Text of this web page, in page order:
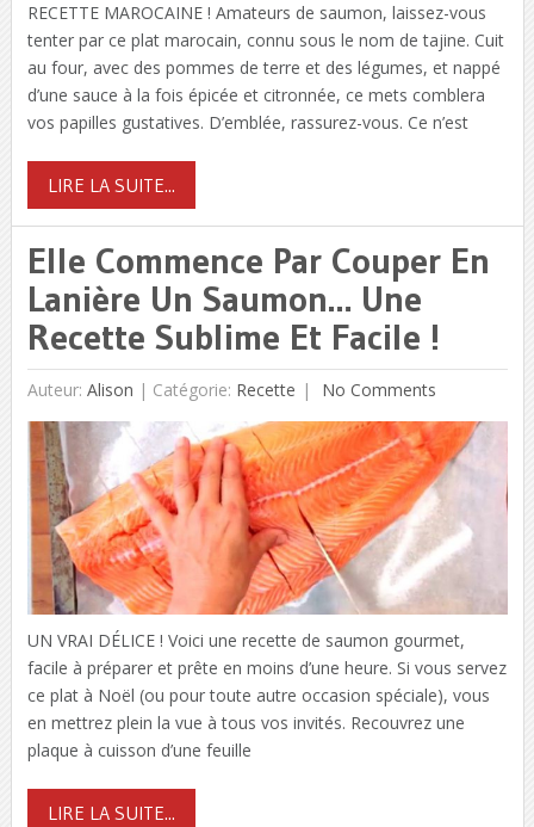
RECETTE MAROCAINE ! Amateurs de saumon, laissez-vous
tenter par ce plat marocain, connu sous le nom de tajine. Cuit
au four, avec des pommes de terre et des légumes, et nappé
d’une sauce à la fois épicée et citronnée, ce mets comblera
vos papilles gustatives. D’emblée, rassurez-vous. Ce n’est
LIRE LA SUITE...
Elle Commence Par Couper En
Lanière Un Saumon… Une
Recette Sublime Et Facile !
Auteur: Alison | Catégorie: Recette No Comments
UN VRAI DÉLICE ! Voici une recette de saumon gourmet,
facile à préparer et prête en moins d’une heure. Si vous servez
ce plat à Noël (ou pour toute autre occasion spéciale), vous
en mettrez plein la vue à tous vos invités. Recouvrez une
plaque à cuisson d’une feuille
LIRE LA SUITE...